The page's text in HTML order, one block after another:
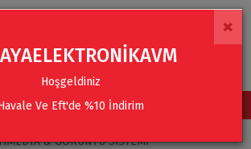
& GÖRÜNTÜ SISTEMI
×
Hoşgeldiniz
Ve Eft'de %10 İndirim